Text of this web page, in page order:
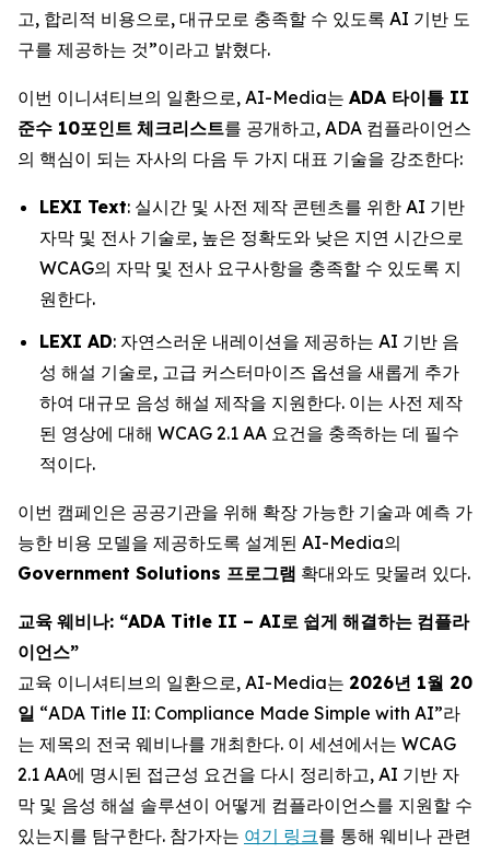
고, 합리적 비용으로, 대규모로 충족할 수 있도록 AI 기반 도
구를 제공하는 것”이라고 밝혔다.
이번 이니셔티브의 일환으로, AI-Media는 ADA 타이틀 II
준수 10포인트 체크리스트를 공개하고, ADA 컴플라이언스
의 핵심이 되는 자사의 다음 두 가지 대표 기술을 강조한다:
LEXI Text: 실시간 및 사전 제작 콘텐츠를 위한 AI 기반
자막 및 전사 기술로, 높은 정확도와 낮은 지연 시간으로
WCAG의 자막 및 전사 요구사항을 충족할 수 있도록 지
원한다.
LEXI AD: 자연스러운 내레이션을 제공하는 AI 기반 음
성 해설 기술로, 고급 커스터마이즈 옵션을 새롭게 추가
하여 대규모 음성 해설 제작을 지원한다. 이는 사전 제작
된 영상에 대해 WCAG 2.1 AA 요건을 충족하는 데 필수
적이다.
이번 캠페인은 공공기관을 위해 확장 가능한 기술과 예측 가
능한 비용 모델을 제공하도록 설계된 AI-Media의
Government Solutions 프로그램 확대와도 맞물려 있다.
교육 웨비나: “ADA Title II – AI로 쉽게 해결하는 컴플라
이언스”
교육 이니셔티브의 일환으로, AI-Media는 2026년 1월 20
일 “ADA Title II: Compliance Made Simple with AI”라
는 제목의 전국 웨비나를 개최한다. 이 세션에서는 WCAG
2.1 AA에 명시된 접근성 요건을 다시 정리하고, AI 기반 자
막 및 음성 해설 솔루션이 어떻게 컴플라이언스를 지원할 수
있는지를 탐구한다. 참가자는 여기 링크를 통해 웨비나 관련